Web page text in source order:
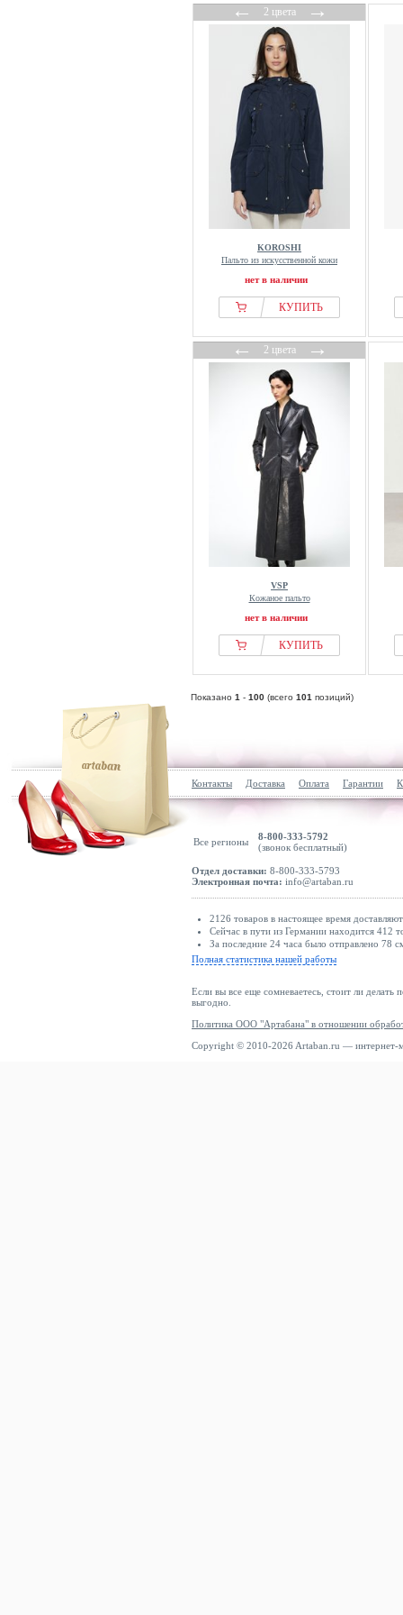
←2 цвета→
KOROSHI
Пальто из искусственной кожи
нет в наличии
КУПИТЬ
←2 цвета→
VSP
Кожаное пальто
нет в наличии
КУПИТЬ
Показано 1 - 100 (всего 101 позиций)
Контакты Доставка Оплата Гарантии
Все регионы
8-800-333-5792
(звонок бесплатный)
Отдел доставки: 8-800-333-5793
Электронная почта: info@artaban.ru
2126 товаров в настоящее время
Сейчас в пути из Германии находится 412
За последние 24 часа было отправлено 78
Полная статистика нашей работы
Если вы все еще сомневаетесь, стоит ли делать
выгодно.
Политика ООО "Артабана" в отношении
Copyright © 2010-2026 Artaban.ru — интернет-